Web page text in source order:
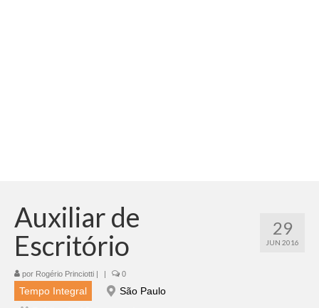
29
JUN 2016
Auxiliar de
Escritório
por Rogério Princiotti | | 0
Tempo Integral
São Paulo